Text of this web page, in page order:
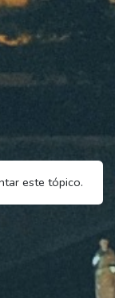
este tópico.